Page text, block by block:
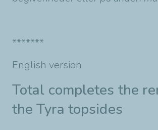
*******
English version
Total completes the
the Tyra topsides